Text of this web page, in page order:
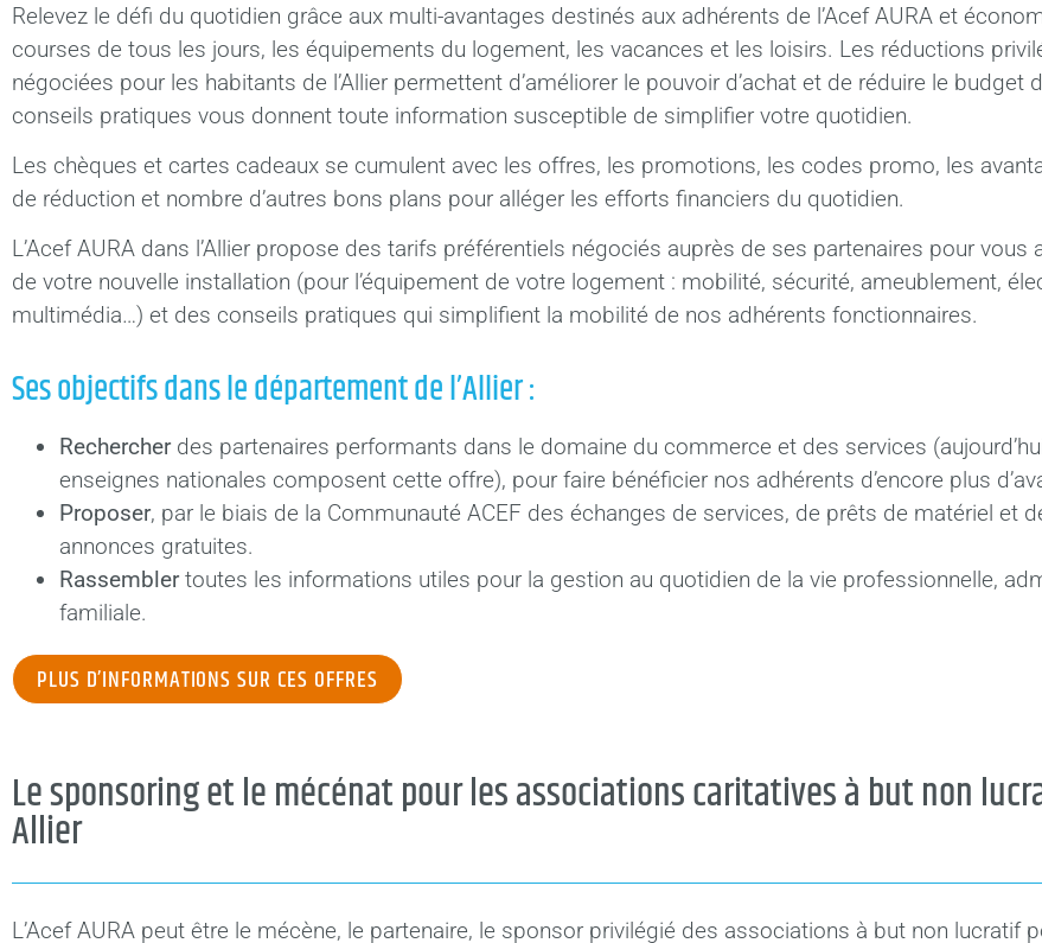
Relevez le défi du quotidien grâce aux multi-avantages destinés aux adhérents de l’Acef AURA et
courses de tous les jours, les équipements du logement, les vacances et les loisirs. Les réductions
négociées pour les habitants de l’Allier permettent d’améliorer le pouvoir d’achat et de réduire le budget
conseils pratiques vous donnent toute information susceptible de simplifier votre quotidien.
Les chèques et cartes cadeaux se cumulent avec les offres, les promotions, les codes promo, les
de réduction et nombre d’autres bons plans pour alléger les efforts financiers du quotidien.
L’Acef AURA dans l’Allier propose des tarifs préférentiels négociés auprès de ses partenaires pour vous
de votre nouvelle installation (pour l’équipement de votre logement : mobilité, sécurité, ameublement,
multimédia…) et des conseils pratiques qui simplifient la mobilité de nos adhérents fonctionnaires.
Ses objectifs dans le département de l’Allier :
Rechercherdes partenaires performants dans le domaine du commerce et des services
enseignes nationales composent cette offre), pour faire bénéficier nos adhérents d’encore plus
Proposer, par le biais de la Communauté ACEF des échanges de services, de prêts de matériel et
annonces gratuites.
Rassemblertoutes les informations utiles pour la gestion au quotidien de la vie professionnelle,
familiale.
PLUS D’INFORMATIONS SUR CES OFFRES
Le sponsoring et le mécénat pour les associations caritatives à but non
Allier
L’Acef AURA peut être le mécène, le partenaire, le sponsor privilégié des associations à but non lucratif